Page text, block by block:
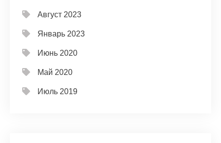
Август 2023
Январь 2023
Июнь 2020
Май 2020
Июль 2019